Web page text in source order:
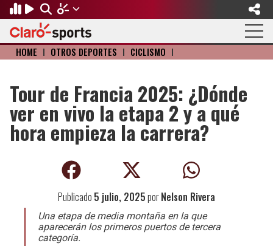
Regresar
FÚTBOL
Fútbol Internacional
Mundial de Clubes
Concachampions
Fútbol de Estufa
Regresar
MOTOR
Formula 1
NASCAR
Regresar
BÉISBOL
Mexicano
MLB
Regresar
OLÍMPICOS
Olympic Channel
Paris 2024
Gangwon 2024
Juegos Paralímpicos
Regresar
OTROS DEPORTES
Básquetbol
Fútbol Americano
Regresar
ACTUALIDAD
Música
Cine y TV
HOME I OTROS DEPORTES I CICLISMO I
Tour de Francia 2025: ¿Dónde
ver en vivo la etapa 2 y a qué
hora empieza la carrera?
Publicado 5 julio, 2025porNelson Rivera
Una etapa de media montaña en la que
aparecerán los primeros puertos de tercera
categoría.